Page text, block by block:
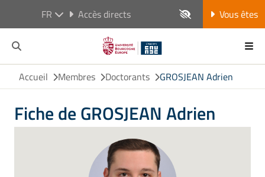
FR Accès directs Vous êtes
Accueil Membres Doctorants GROSJEAN Adrien
Fiche de GROSJEAN Adrien